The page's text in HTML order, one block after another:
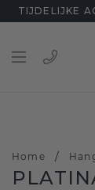
TIJDELIJKE
Home /